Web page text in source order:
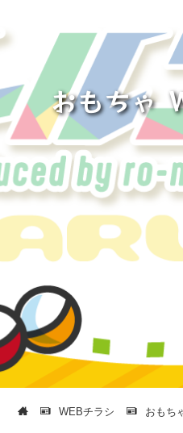
おもちゃ
WEBチラシ おもち